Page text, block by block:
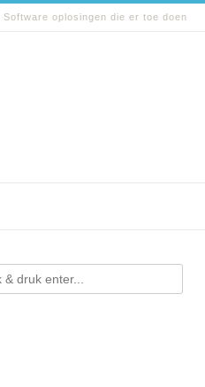
Software oplosingen die er toe doen